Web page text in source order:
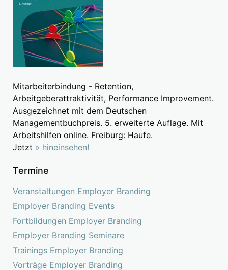
Mitarbeiterbindung - Retention,
Arbeitgeberattraktivität, Performance Improvement.
Ausgezeichnet mit dem Deutschen
Managementbuchpreis. 5. erweiterte Auflage. Mit
Arbeitshilfen online. Freiburg: Haufe.
Jetzt » hineinsehen!
Termine
Veranstaltungen Employer Branding
Employer Branding Events
Fortbildungen Employer Branding
Employer Branding Seminare
Trainings Employer Branding
Vorträge Employer Branding